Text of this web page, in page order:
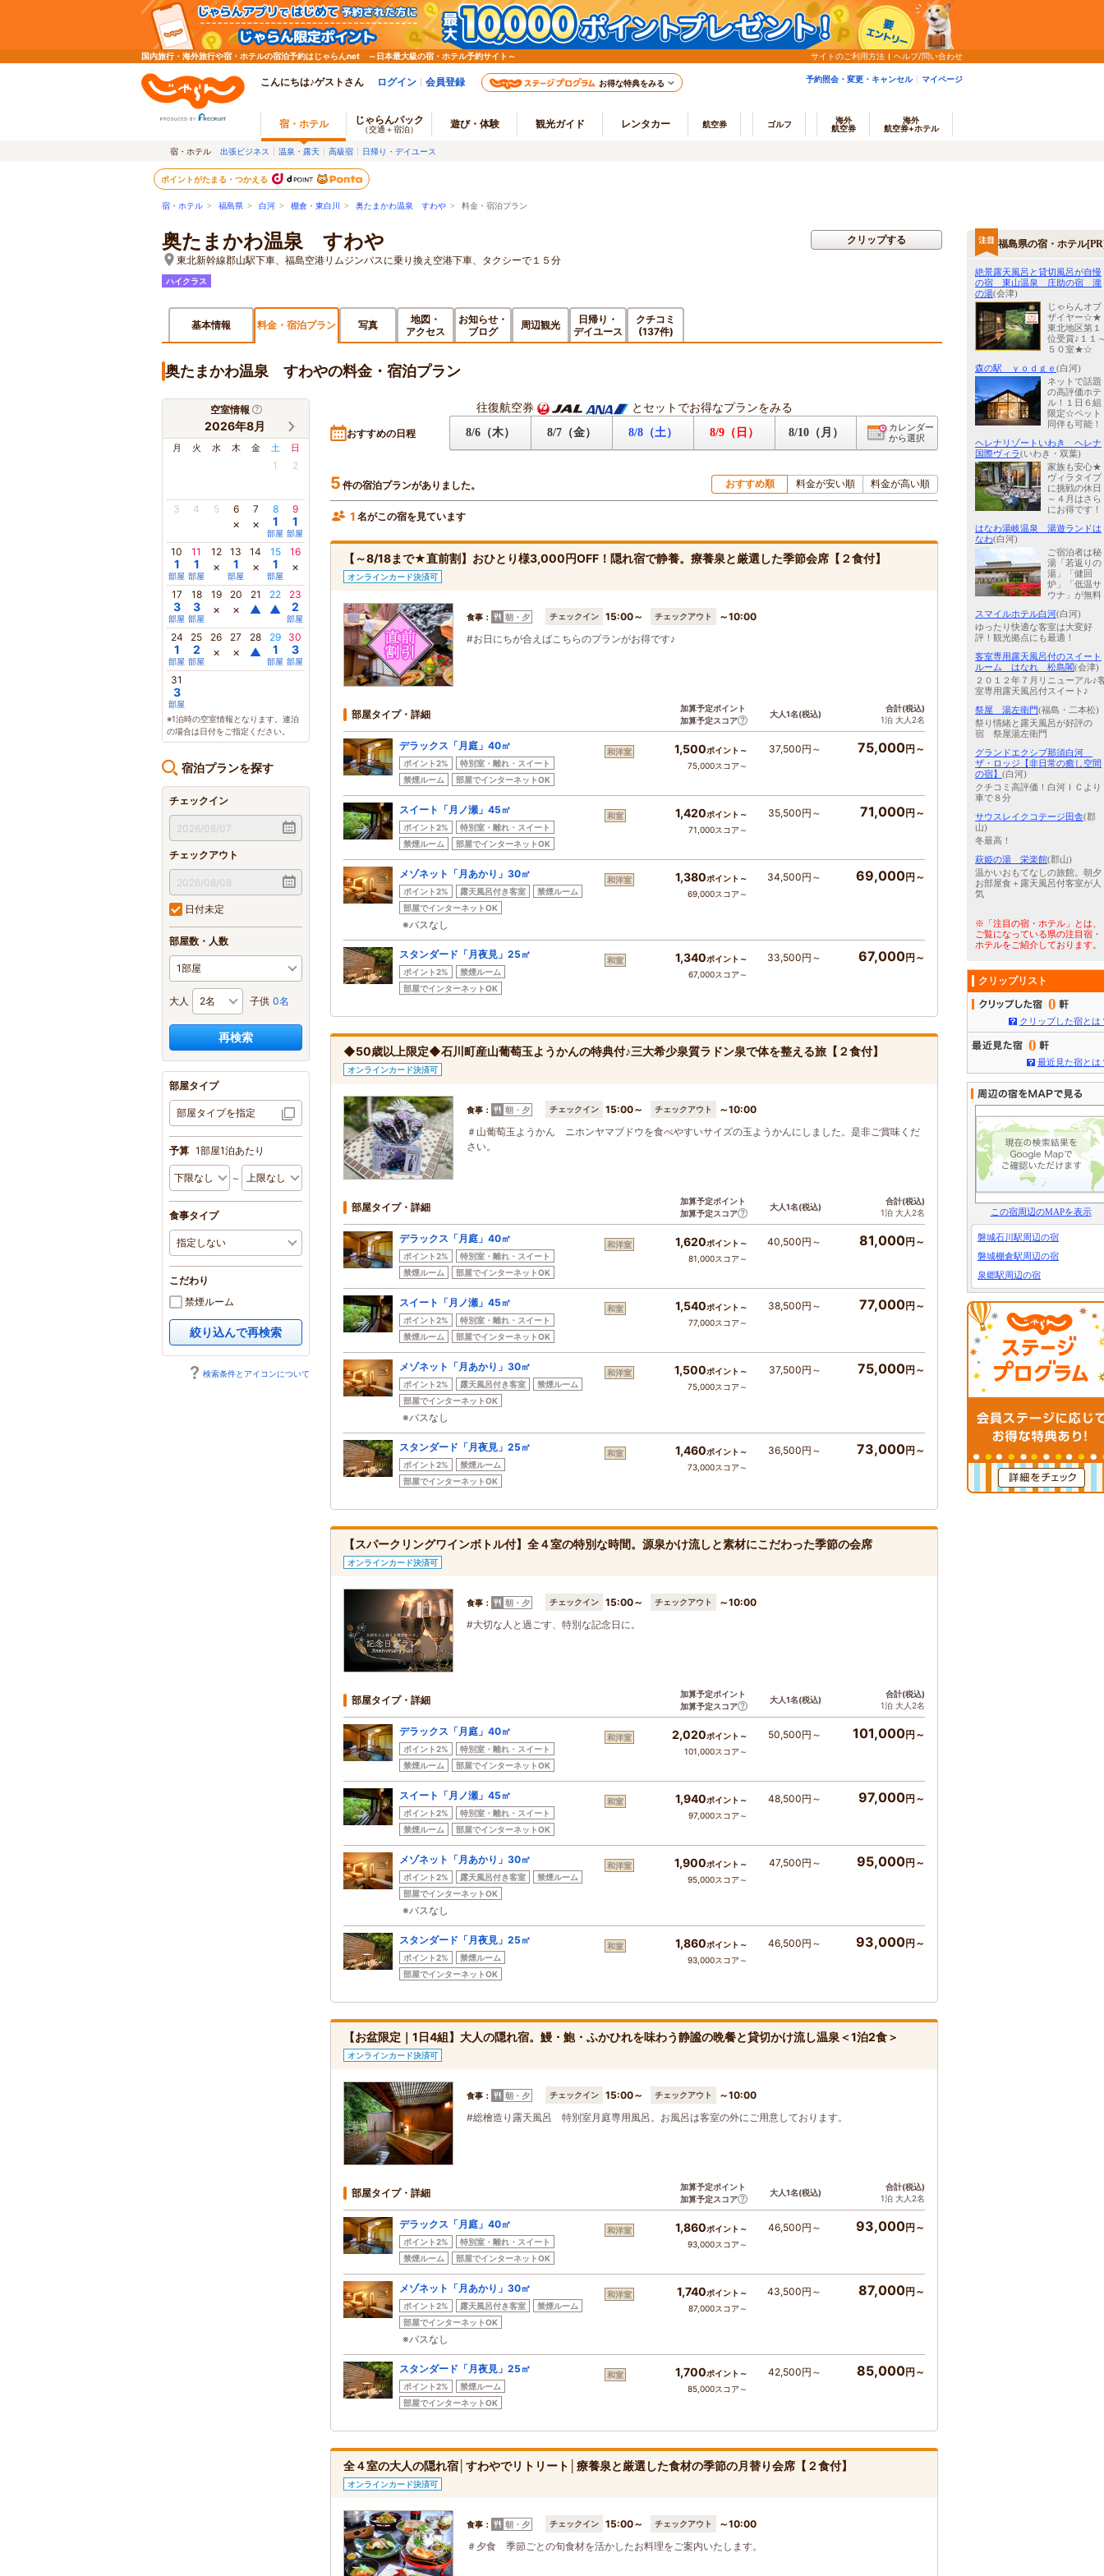
国内旅行・海外旅行や宿・ホテルの宿泊予約はじゃらんnet ～日本最大級の宿・ホテル予約サイト～ サイトのご利用方法 ヘルプ/問い合わせ
こんにちは♪ゲストさん ログイン 会員登録 お得な特典をみる 予約照会・変更・キャンセル マイページ
宿・ホテル じゃらんパック
（交通＋宿泊） 遊び・体験 観光ガイド レンタカー 航空券 ゴルフ
海外
航空券
海外
航空券+ホテル
宿・ホテル 出張ビジネス 温泉・露天 高級宿 日帰り・デイユース
ポイントがたまる・つかえる
宿・ホテル > 福島県 > 白河 > 棚倉・東白川 > 奥たまかわ温泉 すわや > 料金・宿泊プラン
奥たまかわ温泉 すわや
東北新幹線郡山駅下車、福島空港リムジンバスに乗り換え空港下車、タクシーで１５分
ハイクラス
クリップする
基本情報 料金・宿泊プラン 写真
地図・
アクセス
お知らせ・
ブログ
周辺観光
日帰り・
デイユース
クチコミ
(137件)
奥たまかわ温泉 すわやの料金・宿泊プラン
空室情報
2026年8月
月 火 水 木 金 土 日
1 2
3 4 5 6
×
7
×
8
1
部屋
9
1
部屋
10
1
部屋
11
1
部屋
12
×
13
1
部屋
14
×
15
1
部屋
16
×
17
3
部屋
18
3
部屋
19
×
20
×
21
▲
22
▲
23
2
部屋
24
1
部屋
25
2
部屋
26
×
27
×
28
▲
29
1
部屋
30
3
部屋
31
3
部屋
※1泊時の空室情報となります。連泊
の場合は日付をご指定ください。
宿泊プランを探す
チェックイン
チェックアウト
日付未定
部屋数・人数
大人 子供 0名
再検索
部屋タイプ
部屋タイプを指定
予算 1部屋1泊あたり
～
食事タイプ
こだわり
禁煙ルーム
絞り込んで再検索
検索条件とアイコンについて
往復航空券 とセットでお得なプランをみる
おすすめの日程 8/6（木） 8/7（金） 8/8（土） 8/9（日） 8/10（月）
カレンダー
から選択
5 件の宿泊プランがありました。 おすすめ順 料金が安い順 料金が高い順
1 名がこの宿を見ています
【～8/18まで★直前割】おひとり様3,000円OFF！隠れ宿で静養。療養泉と厳選した季節会席【２食付】
オンラインカード決済可
食事： 朝・夕 チェックイン 15:00～ チェックアウト
～10:00
#お日にちが合えばこちらのプランがお得です♪
部屋タイプ・詳細
加算予定ポイント
加算予定スコア
大人1名(税込)
合計(税込)
1泊 大人2名
デラックス「月庭」40㎡
ポイント2%
特別室・離れ・スイート
禁煙ルーム
部屋でインターネットOK
和洋室 1,500ポイント～
75,000スコア～
37,500円～ 75,000円～
スイート「月ノ瀬」45㎡
ポイント2%
特別室・離れ・スイート
禁煙ルーム
部屋でインターネットOK
和室 1,420ポイント～
71,000スコア～
35,500円～ 71,000円～
メゾネット「月あかり」30㎡
ポイント2% 露天風呂付き客室
禁煙ルーム
部屋でインターネットOK
※バスなし
和洋室 1,380ポイント～
69,000スコア～
34,500円～ 69,000円～
スタンダード「月夜見」25㎡
ポイント2%
禁煙ルーム
部屋でインターネットOK
和室 1,340ポイント～
67,000スコア～
33,500円～ 67,000円～
◆50歳以上限定◆石川町産山葡萄玉ようかんの特典付♪三大希少泉質ラドン泉で体を整える旅【２食付】
オンラインカード決済可
食事： 朝・夕 チェックイン 15:00～ チェックアウト
～10:00
＃山葡萄玉ようかん ニホンヤマブドウを食べやすいサイズの玉ようかんにしました。是非ご賞味くだ
さい。
部屋タイプ・詳細
加算予定ポイント
加算予定スコア
大人1名(税込)
合計(税込)
1泊 大人2名
デラックス「月庭」40㎡
ポイント2%
特別室・離れ・スイート
禁煙ルーム
部屋でインターネットOK
和洋室 1,620ポイント～
81,000スコア～
40,500円～ 81,000円～
スイート「月ノ瀬」45㎡
ポイント2%
特別室・離れ・スイート
禁煙ルーム
部屋でインターネットOK
和室 1,540ポイント～
77,000スコア～
38,500円～ 77,000円～
メゾネット「月あかり」30㎡
ポイント2% 露天風呂付き客室
禁煙ルーム
部屋でインターネットOK
※バスなし
和洋室 1,500ポイント～
75,000スコア～
37,500円～ 75,000円～
スタンダード「月夜見」25㎡
ポイント2%
禁煙ルーム
部屋でインターネットOK
和室 1,460ポイント～
73,000スコア～
36,500円～ 73,000円～
【スパークリングワインボトル付】全４室の特別な時間。源泉かけ流しと素材にこだわった季節の会席
オンラインカード決済可
食事： 朝・夕 チェックイン 15:00～ チェックアウト
～10:00
#大切な人と過ごす、特別な記念日に。
部屋タイプ・詳細
加算予定ポイント
加算予定スコア
大人1名(税込)
合計(税込)
1泊 大人2名
デラックス「月庭」40㎡
ポイント2%
特別室・離れ・スイート
禁煙ルーム
部屋でインターネットOK
和洋室 2,020ポイント～
101,000スコア～
50,500円～ 101,000円～
スイート「月ノ瀬」45㎡
ポイント2%
特別室・離れ・スイート
禁煙ルーム
部屋でインターネットOK
和室 1,940ポイント～
97,000スコア～
48,500円～ 97,000円～
メゾネット「月あかり」30㎡
ポイント2% 露天風呂付き客室
禁煙ルーム
部屋でインターネットOK
※バスなし
和洋室 1,900ポイント～
95,000スコア～
47,500円～ 95,000円～
スタンダード「月夜見」25㎡
ポイント2%
禁煙ルーム
部屋でインターネットOK
和室 1,860ポイント～
93,000スコア～
46,500円～ 93,000円～
【お盆限定｜1日4組】大人の隠れ宿。鰻・鮑・ふかひれを味わう静謐の晩餐と貸切かけ流し温泉＜1泊2食＞
オンラインカード決済可
食事： 朝・夕 チェックイン 15:00～ チェックアウト
～10:00
#総檜造り露天風呂 特別室月庭専用風呂。お風呂は客室の外にご用意しております。
部屋タイプ・詳細
加算予定ポイント
加算予定スコア
大人1名(税込)
合計(税込)
1泊 大人2名
デラックス「月庭」40㎡
ポイント2%
特別室・離れ・スイート
禁煙ルーム
部屋でインターネットOK
和洋室 1,860ポイント～
93,000スコア～
46,500円～ 93,000円～
メゾネット「月あかり」30㎡
ポイント2% 露天風呂付き客室
禁煙ルーム
部屋でインターネットOK
※バスなし
和洋室 1,740ポイント～
87,000スコア～
43,500円～ 87,000円～
スタンダード「月夜見」25㎡
ポイント2%
禁煙ルーム
部屋でインターネットOK
和室 1,700ポイント～
85,000スコア～
42,500円～ 85,000円～
全４室の大人の隠れ宿│すわやでリトリート│療養泉と厳選した食材の季節の月替り会席【２食付】
オンラインカード決済可
食事： 朝・夕 チェックイン 15:00～ チェックアウト
～10:00
＃夕食 季節ごとの旬食材を活かしたお料理をご案内いたします。
福島県の宿・ホテル
絶景露天風呂と貸切風呂が自慢
の宿 東山温泉 庄助の宿 瀧
の湯(会津)
じゃらんオブ
ザイヤー☆★
東北地区第１
位受賞♪１１
５０室★☆
森の駅 ｙｏｄｇｅ (白河)
ネットで話題
の高評価ホテ
ル！１日６組
限定☆ペット
同伴も可能！
ヘレナリゾートいわき ヘレナ
国際ヴィラ(いわき・双葉)
家族も安心★
ヴィラタイプ
に挑戦の休日
～４月はさら
にお得です！
はなわ湯岐温泉 湯遊ランドは
なわ(白河)
ご宿泊者は秘
湯「若返りの
湯」「健回
炉」「低温サ
ウナ」が無料
スマイルホテル白河(白河)
ゆったり快適な客室は大変好
評！観光拠点にも最適！
客室専用露天風呂付のスイート
ルーム はなれ 松島閣(会津)
２０１２年７月リニューアル♪
室専用露天風呂付スイート♪
祭屋 湯左衛門(福島・二本松)
祭り情緒と露天風呂が好評の
宿 祭屋湯左衛門
グランドエクシブ那須白河
ザ・ロッジ【非日常の癒し空間
の宿】 (白河)
クチコミ高評価！白河ＩＣより
車で８分
サウスレイクコテージ田舎(郡
山)
冬最高！
萩姫の湯 栄楽館(郡山)
温かいおもてなしの旅館。朝夕
お部屋食＋露天風呂付客室が人
気
※「注目の宿・ホテル」とは、
ご覧になっている県の注目宿・
ホテルをご紹介しております。
クリップリスト
0
クリップした宿とは
0
最近見た宿とは
この宿周辺のMAPを表示
磐城石川駅周辺の宿
磐城棚倉駅周辺の宿
泉郷駅周辺の宿